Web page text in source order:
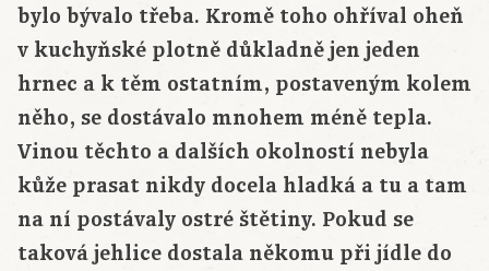
bylo bývalo třeba. Kromě toho ohříval oheň
v kuchyňské plotně důkladně jen jeden
hrnec a k těm ostatním, postaveným kolem
něho, se dostávalo mnohem méně tepla.
Vinou těchto a dalších okolností nebyla
kůže prasat nikdy docela hladká a tu a tam
na ní postávaly ostré štětiny. Pokud se
taková jehlice dostala někomu při jídle do